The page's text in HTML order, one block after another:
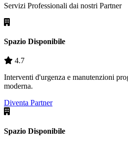
Servizi Professionali dai nostri Partner
Spazio Disponibile
4.7
Interventi d'urgenza e manutenzioni
moderna.
Diventa Partner
Spazio Disponibile